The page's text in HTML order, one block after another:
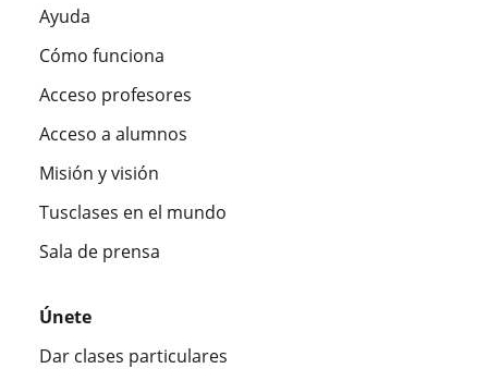
Ayuda
Cómo funciona
Acceso profesores
Acceso a alumnos
Misión y visión
Tusclases en el mundo
Sala de prensa
Únete
Dar clases particulares